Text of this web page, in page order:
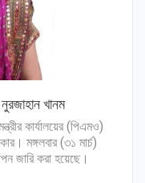
নুরজাহান খানম
কার্যালয়ের (পিএমও)
মঙ্গলবার (৩১ মার্চ)
জারি করা হয়েছে।